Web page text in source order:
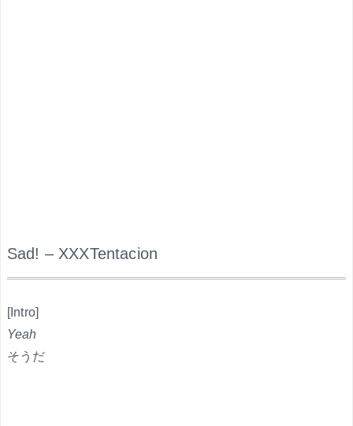
Sad! – XXXTentacion
[Intro]
Yeah
そうだ